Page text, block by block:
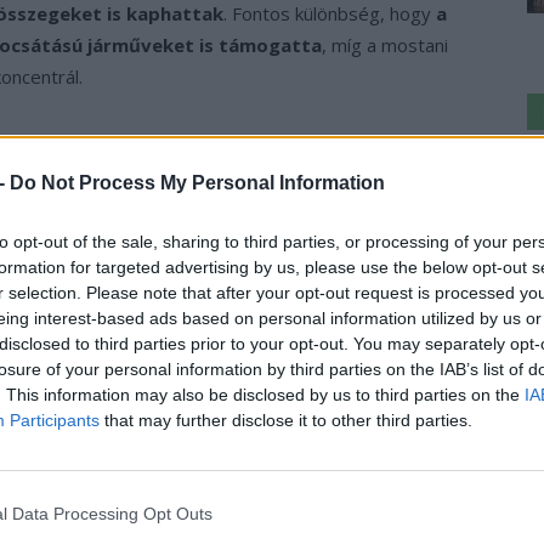
Do Not Process My Personal Information
opt-out of the sale, sharing to third parties, or processing of your
for targeted advertising by us, please use the below opt-out
selection. Please note that after your opt-out request is processed
interest-based ads based on personal information utilized by us
to third parties prior to your opt-out. You may separately
of your personal information by third parties on the IAB’s list of
This information may also be disclosed by us to third parties on the
Participants that may further disclose it to other third parties.
Data Processing Opt Outs
is kaphattak. Fontos különbség, hogy a
járműveket is támogatta, míg a mostani
a támogatási összeg tekintetében jelent
A digitális ügyintézés bevezetése modernizálja a
pontosabb célzást tesz lehetővé.
az elektromobilitás gyorsabb elterjesztése felé,
jelentősen nő a tisztán elektromos járművek
további tartalmakért!